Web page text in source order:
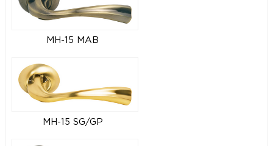
MH-15 MAB
MH-15 SG/GP